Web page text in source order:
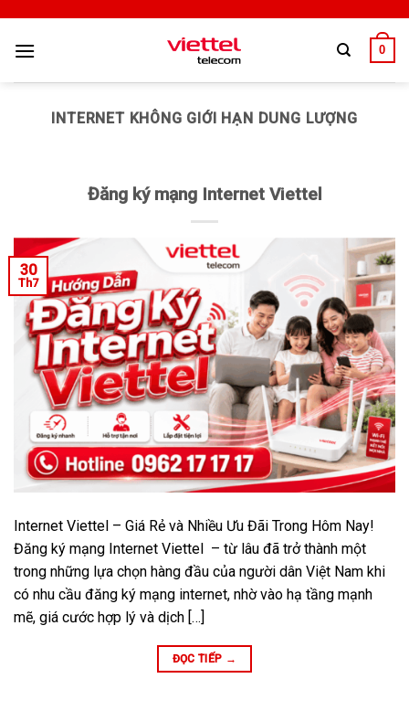
0
INTERNET KHÔNG GIỚI HẠN DUNG LƯỢNG
Đăng ký mạng Internet Viettel
30
Th7
Internet Viettel – Giá Rẻ và Nhiều Ưu Đãi Trong Hôm Nay!
Đăng ký mạng Internet Viettel – từ lâu đã trở thành một
trong những lựa chọn hàng đầu của người dân Việt Nam khi
có nhu cầu đăng ký mạng internet, nhờ vào hạ tầng mạnh
mẽ, giá cước hợp lý và dịch […]
ĐỌC TIẾP →